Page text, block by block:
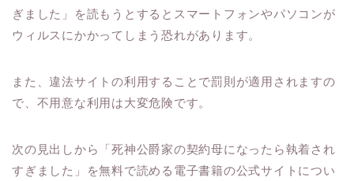
ぎました」を読もうとするとスマートフォンやパソコンが
ウィルスにかかってしまう恐れがあります。
また、違法サイトの利用することで罰則が適用されますの
で、不用意な利用は大変危険です。
次の見出しから「死神公爵家の契約母になったら執着され
すぎました」を無料で読める電子書籍の公式サイトについ